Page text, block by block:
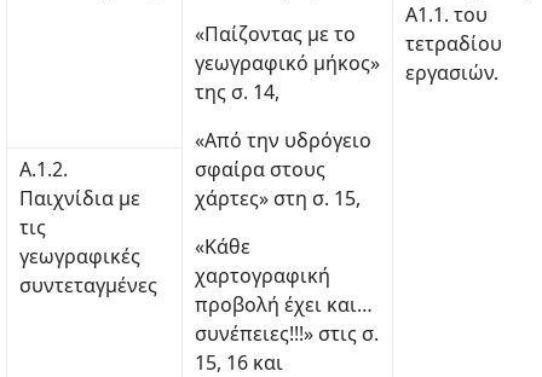
«Παίζοντας με το
γεωγραφικό μήκος»
της σ. 14,
«Από την υδρόγειο
σφαίρα στους
χάρτες» στη σ. 15,
«Κάθε
χαρτογραφική
προβολή έχει και…
συνέπειες!!!» στις σ.
15, 16 και
Α1.1. του
τετραδίου
εργασιών.
Α.1.2.
Παιχνίδια με
τις
γεωγραφικές
συντεταγμένες